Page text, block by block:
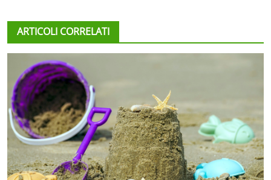
ARTICOLI CORRELATI